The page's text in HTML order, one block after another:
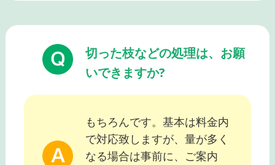
切った枝などの処理は、お願
いできますか?
もちろんです。基本は料金内
で対応致しますが、量が多く
なる場合は事前に、ご案内